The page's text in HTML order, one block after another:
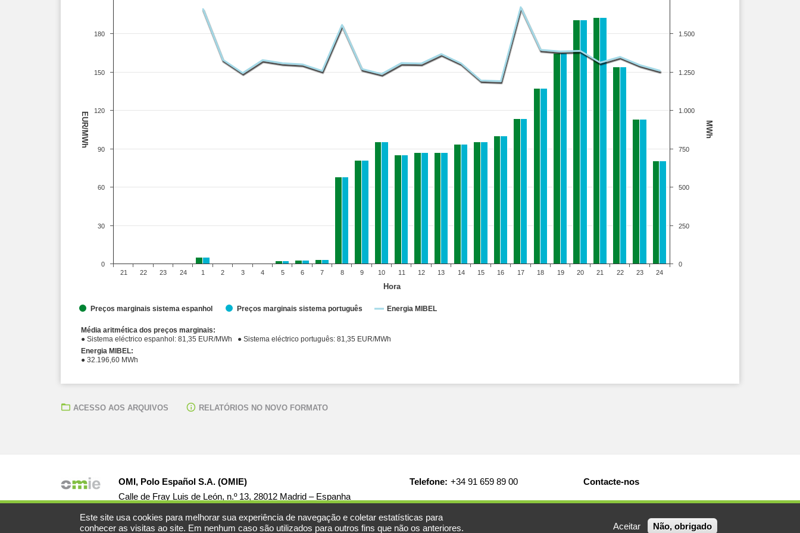
Hora
MWh
EUR/MWh
Média aritmética dos preços marginais:
● Sistema eléctrico espanhol: 81,35 EUR/MWh ● Sistema eléctrico português: 81,35 EUR/MWh
Energia MIBEL:
● 32.196,60 MWh
Preços marginais sistema espanhol Preços marginais sistema português Energia MIBEL
21 22 23 24 1 2 3 4 5 6 7 8 9 10 11 12 13 14 15 16 17 18 19 20 21 22 23 24
0
250
500
750
1.000
1.250
1.500
0
30
60
90
120
150
180
ACESSO AOS ARQUIVOS RELATÓRIOS NO NOVO FORMATO
OMI, Polo Español S.A. (OMIE)
Calle de Fray Luis de León, n.º 13, 28012 Madrid – Espanha
Telefone: +34 91 659 89 00 Contacte-nos
Este site usa cookies para melhorar sua experiência de navegação e coletar estatísticas para
conhecer as visitas ao site. Em nenhum caso são utilizados para outros fins que não os anteriores.
Aceitar Não, obrigado